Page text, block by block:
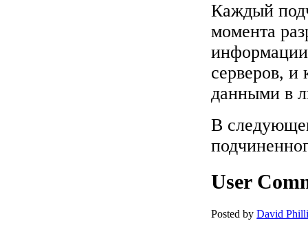
Каждый
момента
серверов, и
данными в
В
User
Posted byDavid